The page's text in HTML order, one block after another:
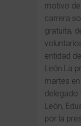
motivo
carrera
gratuita,
entidad
León.La
martes
delegado
León,
por la